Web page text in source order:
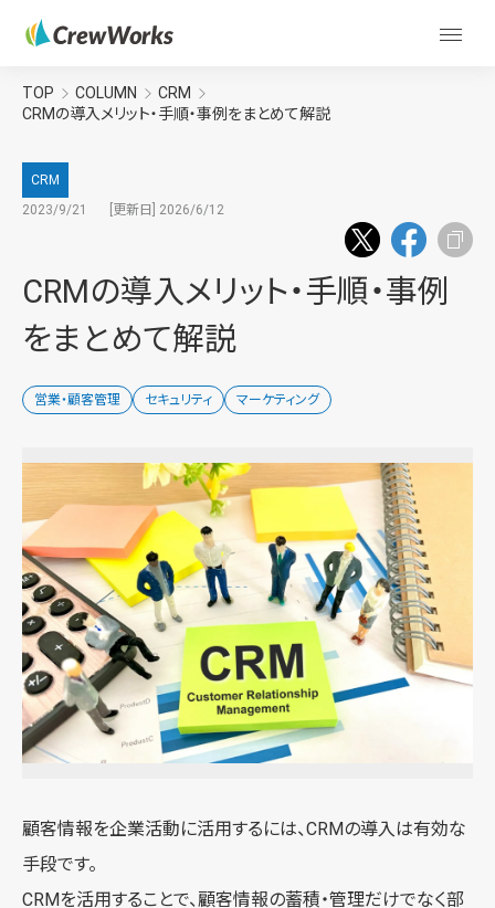
TOP COLUMN
CRM
CRMの導入メリット・手順・事例をまとめて解説
CRM
2023/9/21
[更新日] 2026/6/12
CRMの導入メリット・手順・事例
をまとめて解説
営業・顧客管理 セキュリティ マーケティング
顧客情報を企業活動に活用するには、CRMの導入は有効な
手段です。
CRMを活用することで、顧客情報の蓄積・管理だけでなく部